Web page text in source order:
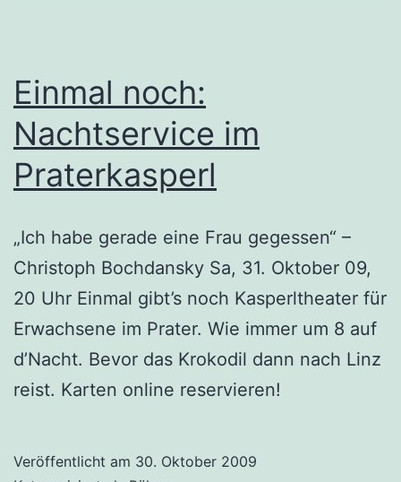
Einmal noch:
Nachtservice im
Praterkasperl
„Ich habe gerade eine Frau gegessen“ –
Christoph Bochdansky Sa, 31. Oktober 09,
20 Uhr Einmal gibt’s noch Kasperltheater für
Erwachsene im Prater. Wie immer um 8 auf
d’Nacht. Bevor das Krokodil dann nach Linz
reist. Karten online reservieren!
Veröffentlicht am 30. Oktober 2009